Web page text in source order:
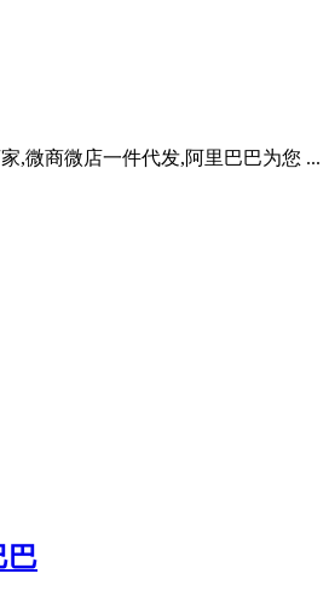
,微商微店一件代发,阿里巴巴为您 ...
巴